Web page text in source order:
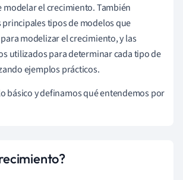
el crecimiento. También
tipos de modelos que
modelizar el crecimiento, y las
utilizados para determinar cada tipo de
ejemplos prácticos.
básico y definamos qué entendemos por